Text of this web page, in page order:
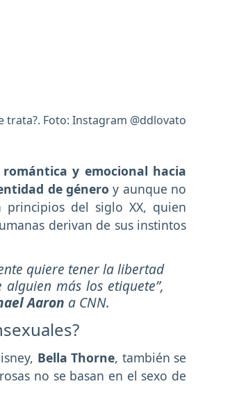
trata?. Foto: Instagram @ddlovato
y emocional hacia
de género y aunque no
del siglo XX, quien
derivan de sus instintos
quiere tener la libertad
más los etiquete”,
Aaron a CNN.
Bella Thorne, también se
no se basan en el sexo de